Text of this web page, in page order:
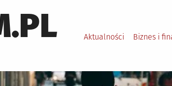
Aktualności Biznes i